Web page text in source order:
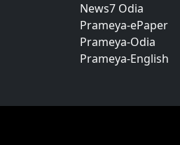
News7 Odia
Prameya-ePaper
Prameya-Odia
Prameya-English